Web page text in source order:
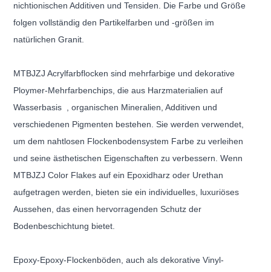
nichtionischen Additiven und Tensiden. Die Farbe und Größe
folgen vollständig den Partikelfarben und -größen im
natürlichen Granit.
MTBJZJ Acrylfarbflocken sind mehrfarbige und dekorative
Ploymer-Mehrfarbenchips, die aus Harzmaterialien auf
Wasserbasis , organischen Mineralien, Additiven und
verschiedenen Pigmenten bestehen. Sie werden verwendet,
um dem nahtlosen Flockenbodensystem Farbe zu verleihen
und seine ästhetischen Eigenschaften zu verbessern. Wenn
MTBJZJ Color Flakes auf ein Epoxidharz oder Urethan
aufgetragen werden, bieten sie ein individuelles, luxuriöses
Aussehen, das einen hervorragenden Schutz der
Bodenbeschichtung bietet.
Epoxy-Epoxy-Flockenböden, auch als dekorative Vinyl-